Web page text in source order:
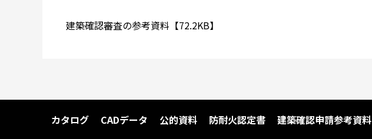
建築確認審査の参考資料【72.2KB】
カタログ CADデータ 公的資料 防耐火認定書 建築確認申請参考資料